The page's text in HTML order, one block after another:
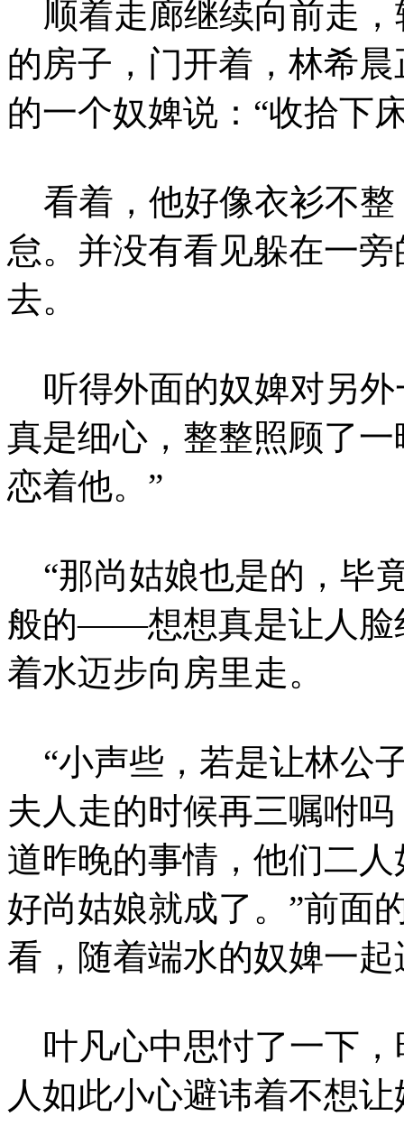
顺着走廊继续向前走，
的房子，门开着，林希
的一个奴婢说：“收拾下
看着，他好像衣衫不整
怠。并没有看见躲在一
去。
听得外面的奴婢对另外
真是细心，整整照顾了
恋着他。”
“那尚姑娘也是的，毕
般的——想想真是让人脸
着水迈步向房里走。
“小声些，若是让林公
夫人走的时候再三嘱咐
道昨晚的事情，他们二
好尚姑娘就成了。”前面
看，随着端水的奴婢一
叶凡心中思忖了一下，
人如此小心避讳着不想